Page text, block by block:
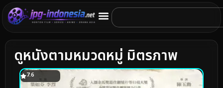
ดูหนังตามหมวดหมู่ มิตรภาพ
7.6